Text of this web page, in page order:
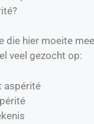
die hier moeite
veel gezocht op:
aspérité